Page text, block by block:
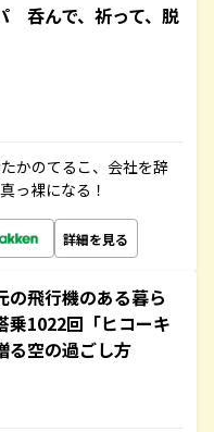
呑んで、祈って、脱
かのてるこ、会社を辞
っ裸になる！
詳細を見る
の飛行機のある暮ら
1022回「ヒコーキ
る空の過ごし方